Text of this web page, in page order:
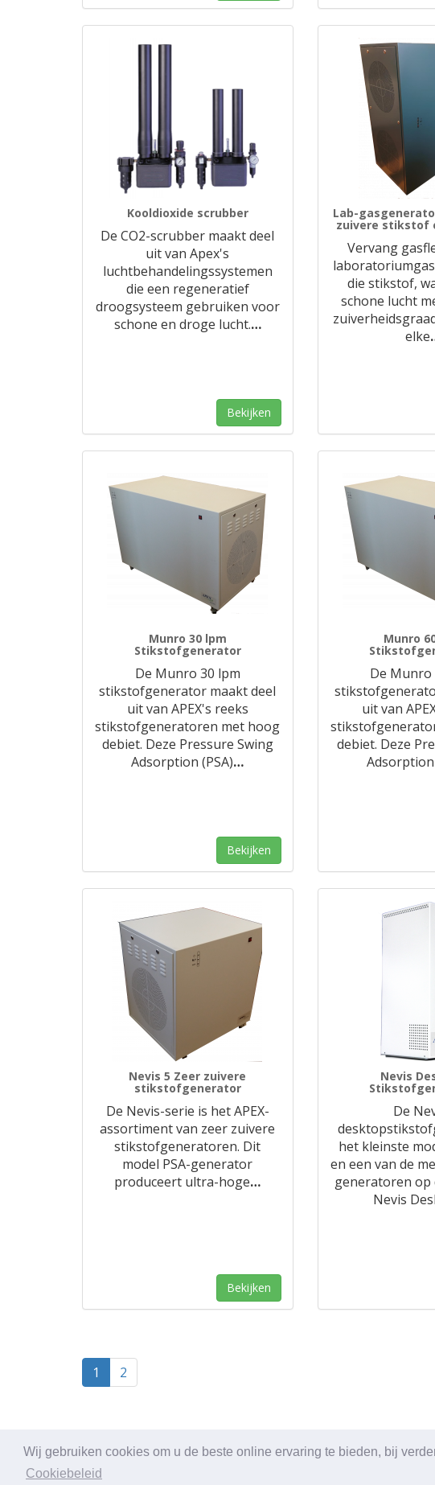
Wij gebruiken cookies om u de beste online ervaring te bieden, bij
Cookiebeleid
Kooldioxide scrubber
De CO2-scrubber maakt deel
uit van Apex's
luchtbehandelingssystemen
die een regeneratief
droogsysteem gebruiken voor
schone en droge lucht.…
Bekijken
Lab-
zuivere stikstof
Vervang
die stikstof,
schone lucht
elke
Munro 30 lpm
Stikstofgenerator
De Munro 30 lpm
stikstofgenerator maakt deel
uit van APEX's reeks
stikstofgeneratoren met hoog
debiet. Deze Pressure Swing
Adsorption (PSA)…
Bekijken
Munro
De Munro
uit van
debiet. Deze
Adsorption
Nevis 5 Zeer zuivere
stikstofgenerator
De Nevis-serie is het APEX-
assortiment van zeer zuivere
stikstofgeneratoren. Dit
model PSA-generator
produceert ultra-hoge…
Bekijken
Nevis
De
het kleinste
en een van de
generatoren op
Nevis
1 2
© Export Worldwide 2026